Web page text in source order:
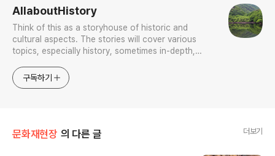
AllaboutHistory
Think of this as a storyhouse of historic and
cultural aspects. The stories will cover various
topics, especially history, sometimes in-depth,
approach will be to resist any common sense or
generalized viewpoint
구독하기
문화재현장 의 다른 글 더보기